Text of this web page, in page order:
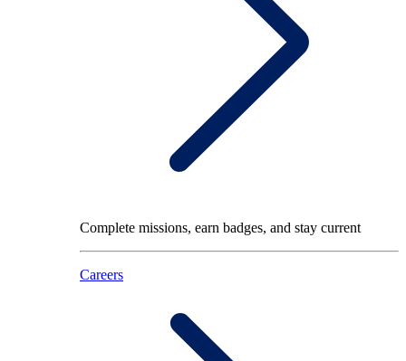
Complete missions, earn badges, and stay current
Careers